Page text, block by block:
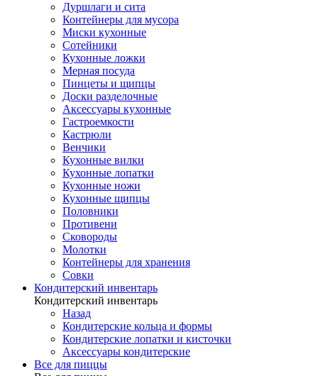
Дуршлаги и сита
Контейнеры для мусора
Миски кухонные
Сотейники
Кухонные ложки
Мерная посуда
Пинцеты и щипцы
Доски разделочные
Аксессуары кухонные
Гастроемкости
Кастрюли
Венчики
Кухонные вилки
Кухонные лопатки
Кухонные ножи
Кухонные щипцы
Половники
Противени
Сковороды
Молотки
Контейнеры для хранения
Совки
Кондитерский инвентарь
Кондитерский инвентарь
Назад
Кондитерские кольца и формы
Кондитерские лопатки и кисточки
Аксессуары кондитерские
Все для пиццы